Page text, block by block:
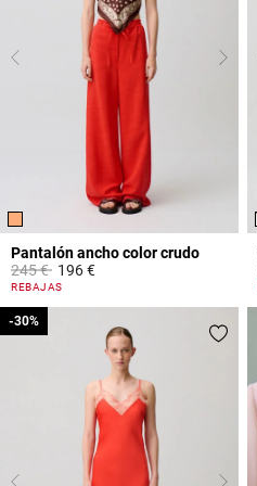
Pantalón ancho color crudo
Price reduced from
245 €to196 €
4 out of 5 Customer Rating
REBAJAS
-30%
-30%